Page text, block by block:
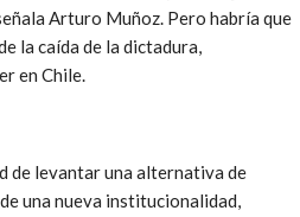
Arturo Muñoz. Pero habría que
la caída de la dictadura,
en Chile.
de levantar una alternativa de
una nueva institucionalidad,